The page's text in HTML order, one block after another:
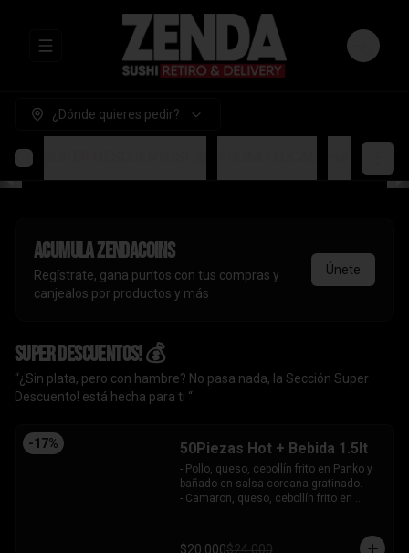
Abrir menu de navegación Login
¿Dónde quieres pedir?
AcumulaZendaCoins
Regístrate, gana puntos con tus compras y
canjealos por productos y más
Únete
SUPER DESCUENTOS! 💰
“¿Sin plata, pero con hambre? No pasa nada, la Sección Super
Descuento! está hecha para ti “
-17% 50Piezas Hot + Bebida 1.5lt
- Pollo, queso, cebollín frito en Panko y
bañado en salsa coreana gratinado.
- Camaron, queso, cebollín frito en
bañado en salsa tari.
$20.000$24.000